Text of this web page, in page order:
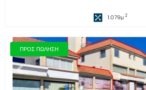
1.079μ 2
ΠΡΟΣ ΠΩΛΗΣΗ
Προηγούμενο